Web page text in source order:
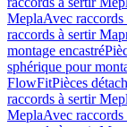
MeplaAvec raccords
raccords à sertir
montage encastré
sphérique pour
FlowFitPièces
raccords à sertir
MeplaAvec raccords